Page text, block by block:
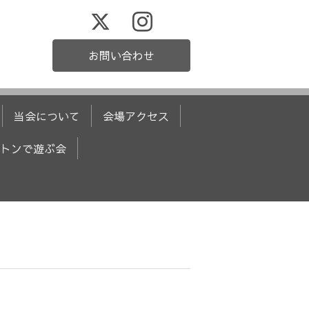
お問い合わせ
当会について 会場アクセス
ンで遊ぶ会